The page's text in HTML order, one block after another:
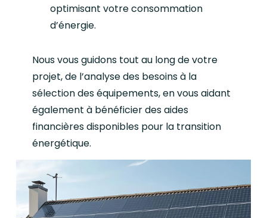
optimisant votre consommation
d’énergie.
Nous vous guidons tout au long de votre
projet, de l’analyse des besoins à la
sélection des équipements, en vous aidant
également à bénéficier des aides
financières disponibles pour la transition
énergétique.